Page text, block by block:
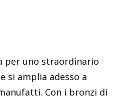
per uno straordinario
si amplia adesso a
Con i bronzi di